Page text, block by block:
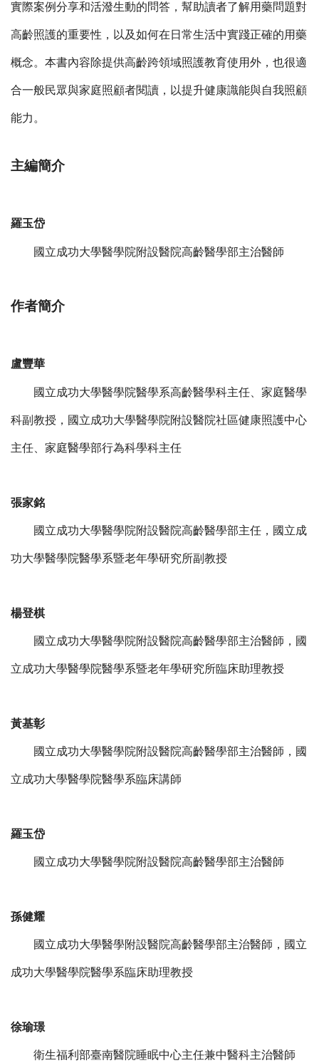
實際案例分享和活潑生動的問答，幫助讀者了解用藥問題對
高齡照護的重要性，以及如何在日常生活中實踐正確的用藥
概念。本書內容除提供高齡跨領域照護教育使用外，也很適
合一般民眾與家庭照顧者閱讀，以提升健康識能與自我照顧
能力。
主編簡介
羅玉岱
國立成功大學醫學院附設醫院高齡醫學部主治醫師
作者簡介
盧豐華
國立成功大學醫學院醫學系高齡醫學科主任、家庭醫學
科副教授，國立成功大學醫學院附設醫院社區健康照護中心
主任、家庭醫學部行為科學科主任
張家銘
國立成功大學醫學院附設醫院高齡醫學部主任，國立成
功大學醫學院醫學系暨老年學研究所副教授
楊登棋
國立成功大學醫學院附設醫院高齡醫學部主治醫師，國
立成功大學醫學院醫學系暨老年學研究所臨床助理教授
黃基彰
國立成功大學醫學院附設醫院高齡醫學部主治醫師，國
立成功大學醫學院醫學系臨床講師
羅玉岱
國立成功大學醫學院附設醫院高齡醫學部主治醫師
孫健耀
國立成功大學醫學附設醫院高齡醫學部主治醫師，國立
成功大學醫學院醫學系臨床助理教授
徐瑜璟
衛生福利部臺南醫院睡眠中心主任兼中醫科主治醫師